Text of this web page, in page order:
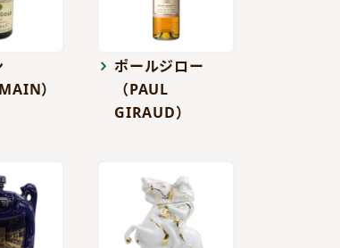
）
ポールジロー
（PAUL
GIRAUD）